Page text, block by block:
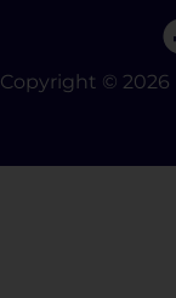
Copyright © 2026